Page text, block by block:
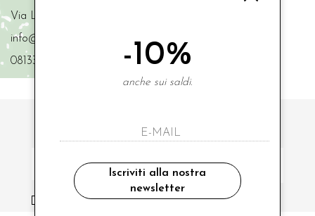
Via Luigi Mazzella,73 80077 Ischia
info@scaglionebimbi.com
0813331162
ISCRIVITI ALLA NOSTRA NEWSLETTER
ho letto ed accettato le condizioni sulla privacy.
-10%
anche sui saldi.
Iscriviti alla nostra
newsletter